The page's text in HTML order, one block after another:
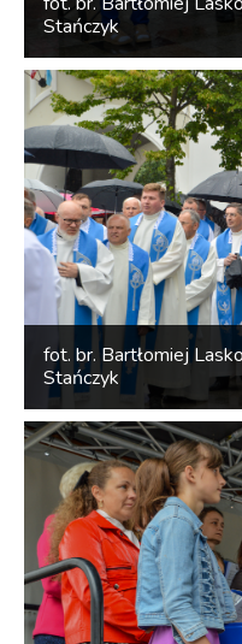
Stańczyk
fot. br. Bartłomiej
Stańczyk